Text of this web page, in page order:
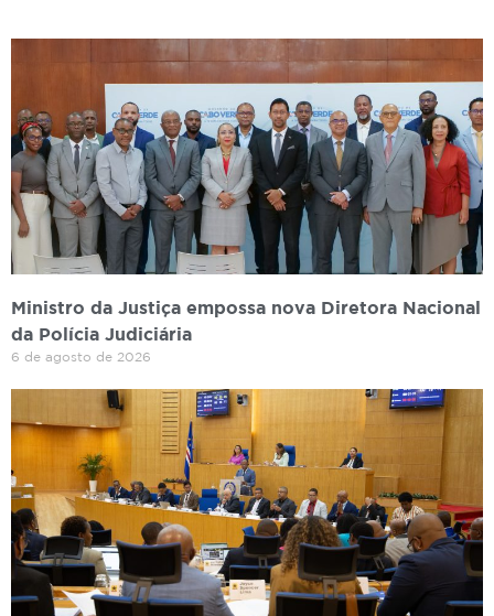
Ministro da Justiça empossa nova Diretora Nacional
da Polícia Judiciária
6 de agosto de 2026